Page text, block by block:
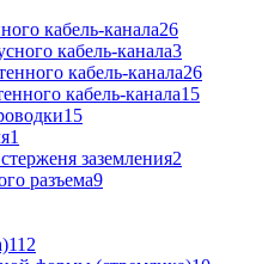
кабель-канала26
кабель-канала3
кабель-канала26
кабель-канала15
15
1
заземления2
разъема9
112